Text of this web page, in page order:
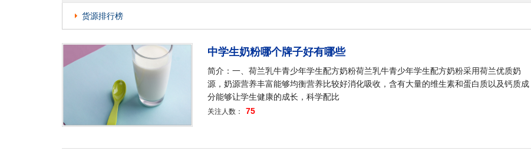
货源排行榜
中学生奶粉哪个牌子好有哪些
简介：一、荷兰乳牛青少年学生配方奶粉荷兰乳牛青少年学生配方奶粉采用荷兰优质奶
源，奶源营养丰富能够均衡营养比较好消化吸收，含有大量的维生素和蛋白质以及钙质成
分能够让学生健康的成长，科学配比
关注人数： 75